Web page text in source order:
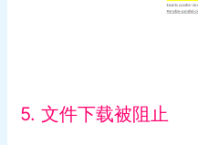
5. 文件下载被阻止